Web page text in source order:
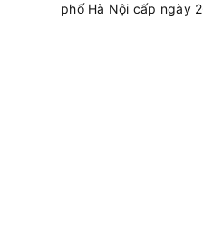
phố Hà Nội cấp ngày